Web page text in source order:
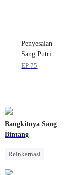
Penyesalan
Sang Putri
Angkat
EP 75
Bangkitnya Sang
Bintang
Reinkarnasi